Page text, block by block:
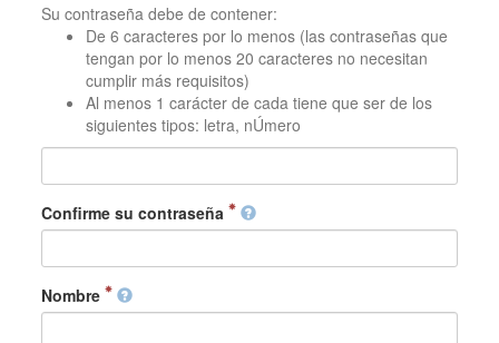
Su contraseña debe de contener:
De 6 caracteres por lo menos (las contraseñas que
tengan por lo menos 20 caracteres no necesitan
cumplir más requisitos)
Al menos 1 carácter de cada tiene que ser de los
siguientes tipos: letra, nÚmero
Confirme su contraseña
Nombre